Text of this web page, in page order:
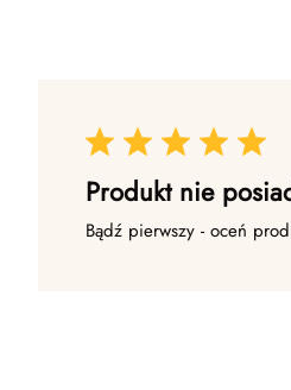
Produkt nie
Bądź pierwszy - oceń